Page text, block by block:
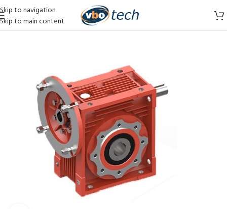
Skip to navigation
Skip to main content